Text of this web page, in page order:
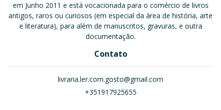
em Junho 2011 e está vocacionada para o comércio de livros
antigos, raros ou curiosos (em especial da área de história, arte
e literatura), para além de manuscritos, gravuras, e outra
documentação.
Contato
livraria.ler.com.gosto@gmail.com
+351917925655